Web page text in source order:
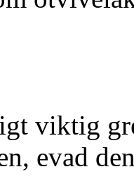
viktig
evad